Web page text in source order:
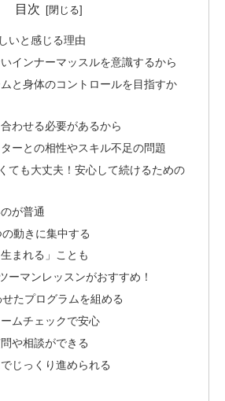
目次
いと感じる理由
インナーマッスルを意識するから
と身体のコントロールを目指すか
わせる必要があるから
ーとの相性やスキル不足の問題
ても大丈夫！安心して続けるための
が普通
動きに集中する
生まれる」ことも
ーマンレッスンがおすすめ！
たプログラムを組める
ムチェックで安心
や相談ができる
じっくり進められる